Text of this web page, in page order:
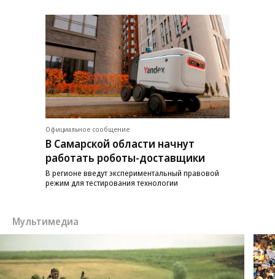
Официальное сообщение
В Самарской области начнут
работать роботы-доставщики
В регионе введут экспериментальный правовой
режим для тестирования технологии
Мультимедиа